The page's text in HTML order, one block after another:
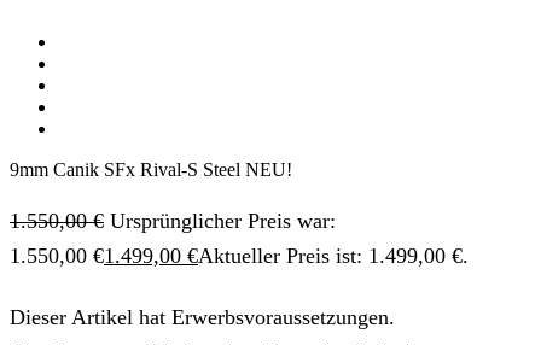
9mm Canik SFx Rival-S Steel NEU!
1.550,00€ Ursprünglicher Preis war:
1.550,00 €1.499,00 €Aktueller Preis ist: 1.499,00 €.
Dieser Artikel hat Erwerbsvoraussetzungen.